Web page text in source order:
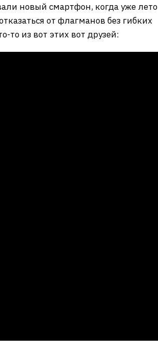
новый смартфон, когда уже лето
от флагманов без гибких
то из вот этих вот друзей: